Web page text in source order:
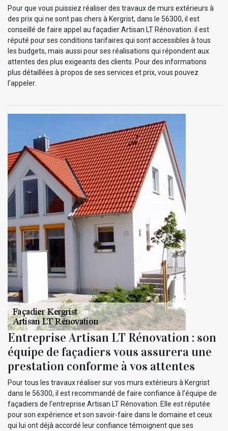
Pour que vous puissiez réaliser des travaux de murs extérieurs à
des prix qui ne sont pas chers à Kergrist, dans le 56300, il est
conseillé de faire appel au façadier Artisan LT Rénovation. il est
réputé pour ses conditions tarifaires qui sont accessibles à tous
les budgets, mais aussi pour ses réalisations qui répondent aux
attentes des plus exigeants des clients. Pour des informations
plus détaillées à propos de ses services et prix, vous pouvez
l’appeler.
Entreprise Artisan LT Rénovation : son
équipe de façadiers vous assurera une
prestation conforme à vos attentes
Pour tous les travaux réaliser sur vos murs extérieurs à Kergrist
dans le 56300, il est recommandé de faire confiance à l’équipe de
façadiers de l’entreprise Artisan LT Rénovation. Elle est réputée
pour son expérience et son savoir-faire dans le domaine et ceux
qui lui ont déjà accordé leur confiance témoignent que ses